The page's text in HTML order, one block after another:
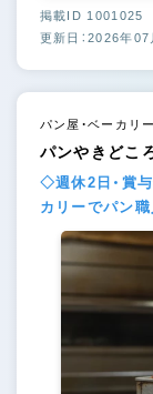
掲載ID 1001025
更新日：2026年
パン屋・ベーカリー
パンやきどこ
◇週休2日・賞
カリーでパン職